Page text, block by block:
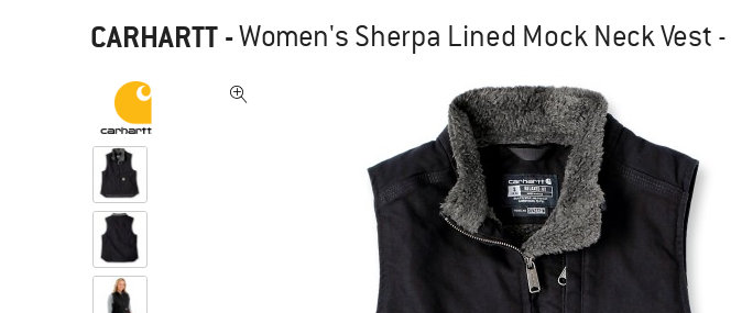
CARHARTT -Women's Sherpa Lined Mock Neck Vest